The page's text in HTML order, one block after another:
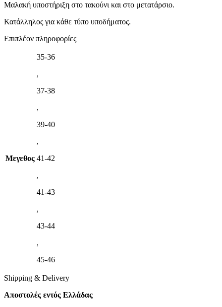
Μαλακή υποστήριξη στο τακούνι και στο μετατάρσιο.
Κατάλληλος για κάθε τύπο υποδήματος.
Επιπλέον πληροφορίες
Μεγεθος
35-36
,
37-38
,
39-40
,
41-42
,
41-43
,
43-44
,
45-46
Shipping & Delivery
Αποστολές εντός Ελλάδας